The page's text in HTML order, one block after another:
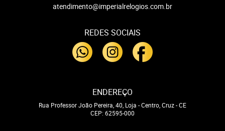
atendimento@imperialrelogios.com.br
REDES SOCIAIS
ENDEREÇO
Rua Professor João Pereira, 40, Loja -Centro, Cruz-CE
CEP: 62595-000